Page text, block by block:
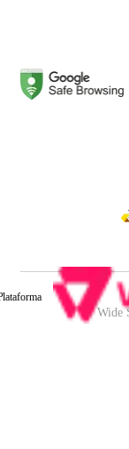
Wide